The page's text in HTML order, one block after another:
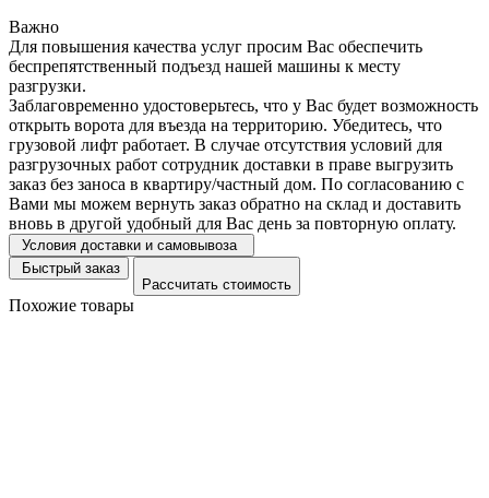
Важно
Для повышения качества услуг просим Вас обеспечить
беспрепятственный подъезд нашей машины к месту
разгрузки.
Заблаговременно удостоверьтесь, что у Вас будет возможность
открыть ворота для въезда на территорию. Убедитесь, что
грузовой лифт работает. В случае отсутствия условий для
разгрузочных работ сотрудник доставки в праве выгрузить
заказ без заноса в квартиру/частный дом. По согласованию с
Вами мы можем вернуть заказ обратно на склад и доставить
вновь в другой удобный для Вас день за повторную оплату.
Условия доставки и самовывоза
Быстрый заказ
Рассчитать стоимость
Похожие товары